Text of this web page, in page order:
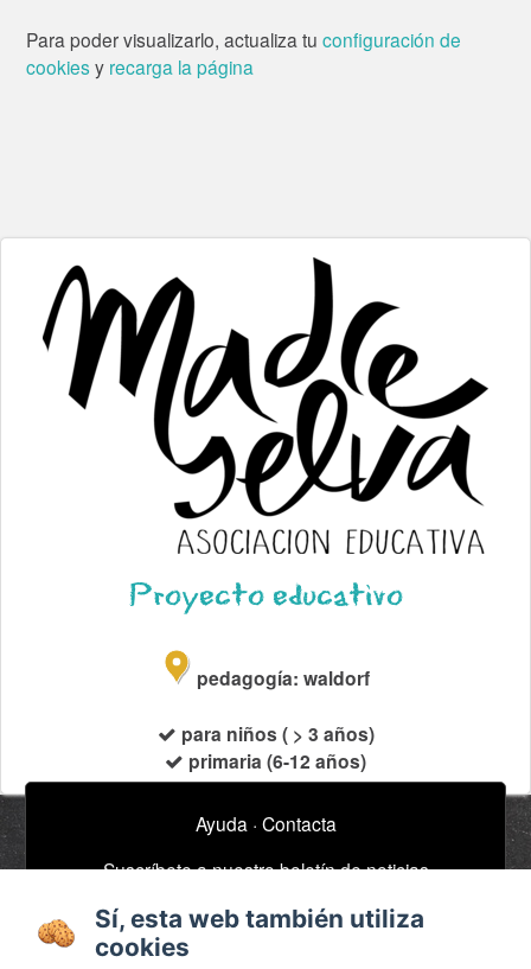
Para poder visualizarlo, actualiza tuconfiguración de
cookiesy recarga la página
Proyecto educativo
pedagogía: waldorf
para niños ( > 3 años)
primaria (6-12 años)
Ayuda · Contacta
Suscríbete a nuestro boletín de noticias
Sí, esta web también utiliza
cookies